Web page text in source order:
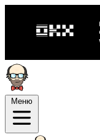
Меню